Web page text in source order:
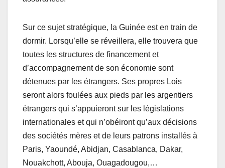
Sur ce sujet stratégique, la Guinée est en train de
dormir. Lorsqu’elle se réveillera, elle trouvera que
toutes les structures de financement et
d’accompagnement de son économie sont
détenues par les étrangers. Ses propres Lois
seront alors foulées aux pieds par les argentiers
étrangers qui s’appuieront sur les législations
internationales et qui n’obéiront qu’aux décisions
des sociétés mères et de leurs patrons installés à
Paris, Yaoundé, Abidjan, Casablanca, Dakar,
Nouakchott, Abouja, Ouagadougou,…